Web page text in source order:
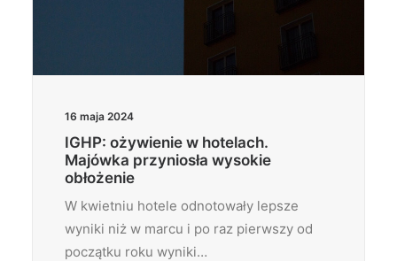
16 maja 2024
IGHP: ożywienie w hotelach.
Majówka przyniosła wysokie
obłożenie
W kwietniu hotele odnotowały lepsze
wyniki niż w marcu i po raz pierwszy od
początku roku wyniki…